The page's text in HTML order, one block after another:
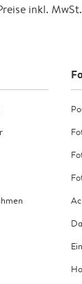
zu wenden.
inkl.